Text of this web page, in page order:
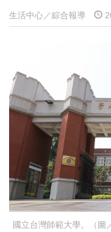
生活中心／綜合報導
國立台灣師範大學。（圖